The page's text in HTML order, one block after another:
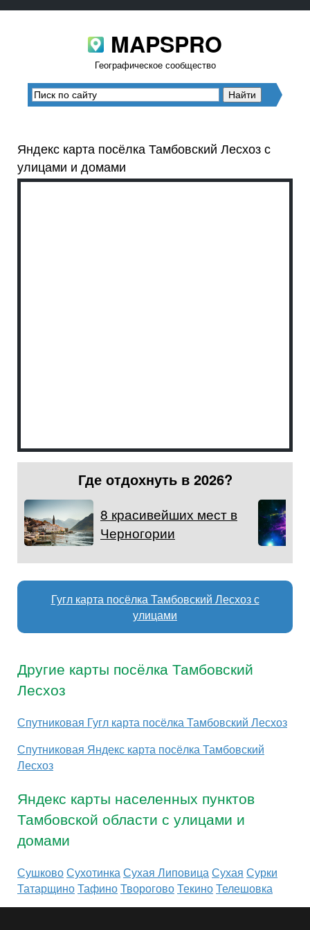
MAPSPRO
Географическое сообщество
Яндекс карта посёлка Тамбовский Лесхоз с
улицами и домами
Где отдохнуть в 2026?
8 красивейших мест в
Черногории
Гугл карта посёлка Тамбовский Лесхоз с
улицами
Другие карты посёлка Тамбовский
Лесхоз
Спутниковая Гугл карта посёлка Тамбовский Лесхоз
Спутниковая Яндекс карта посёлка Тамбовский
Лесхоз
Яндекс карты населенных пунктов
Тамбовской области с улицами и
домами
СушковоСухотинка Сухая Липовица Сухая Сурки
ТатарщиноТафиноТвороговоТекиноТелешовка